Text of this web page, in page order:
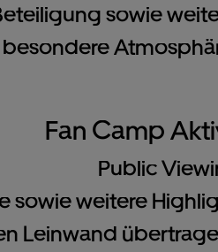
sowie
besondere
Fan Camp
Public
sowie weitere
Leinwand